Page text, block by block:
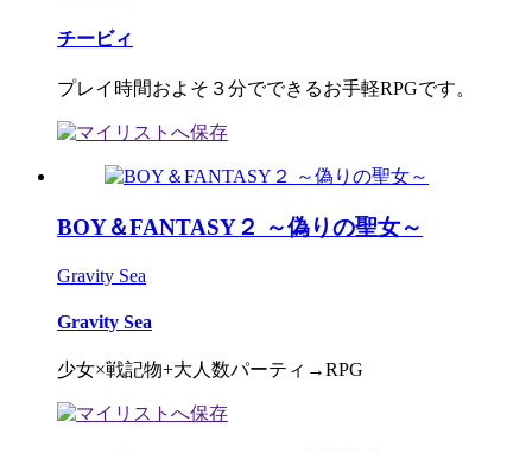
チービィ
プレイ時間およそ３分でできるお手軽RPGです。
BOY＆FANTASY２ ～偽りの聖女～
Gravity Sea
Gravity Sea
少女×戦記物+大人数パーティ→RPG